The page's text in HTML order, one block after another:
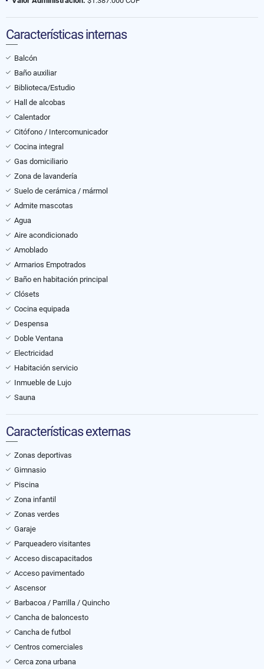
Características internas
Balcón
Baño auxiliar
Biblioteca/Estudio
Hall de alcobas
Calentador
Citófono / Intercomunicador
Cocina integral
Gas domiciliario
Zona de lavandería
Suelo de cerámica / mármol
Admite mascotas
Agua
Aire acondicionado
Amoblado
Armarios Empotrados
Baño en habitación principal
Clósets
Cocina equipada
Despensa
Doble Ventana
Electricidad
Habitación servicio
Inmueble de Lujo
Sauna
Características externas
Zonas deportivas
Gimnasio
Piscina
Zona infantil
Zonas verdes
Garaje
Parqueadero visitantes
Acceso discapacitados
Acceso pavimentado
Ascensor
Barbacoa / Parrilla / Quincho
Cancha de baloncesto
Cancha de futbol
Centros comerciales
Cerca zona urbana